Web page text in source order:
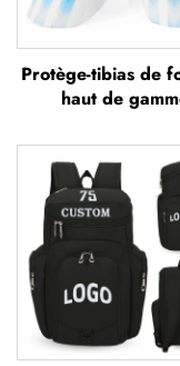
Protège-tibias de
haut de
tibias pour
protections
jambes, protège-
pour football et